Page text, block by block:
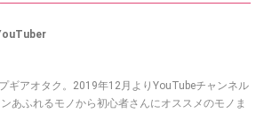
ギアオタク。2019年12月よりYouTubeチャンネル
あふれるモノから初心者さんにオススメのモノま